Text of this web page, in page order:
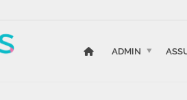
ADMIN